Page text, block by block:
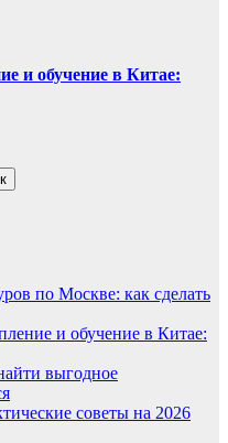
и обучение в Китае:
по Москве: как сделать
и обучение в Китае:
выгодное
советы на 2026